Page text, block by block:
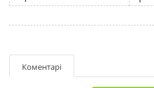
Коментарі